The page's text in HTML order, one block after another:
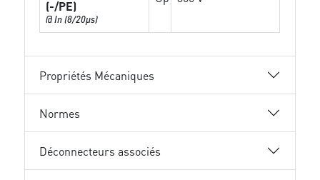
(-/PE)
@ In (8/20µs)
Propriétés Mécaniques
Normes
Déconnecteurs associés